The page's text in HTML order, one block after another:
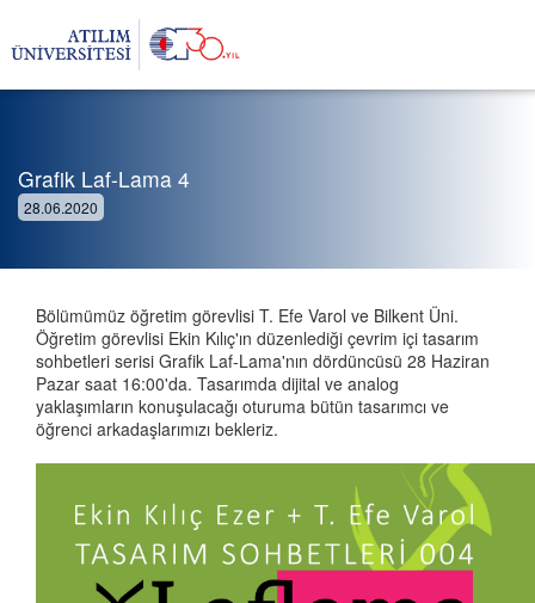
Grafik Laf-Lama 4
28.06.2020
Bölümümüz öğretim görevlisi T. Efe Varol ve Bilkent Üni.
Öğretim görevlisi Ekin Kılıç'ın düzenlediği çevrim içi tasarım
sohbetleri serisi Grafik Laf-Lama'nın dördüncüsü 28 Haziran
Pazar saat 16:00'da. Tasarımda dijital ve analog
yaklaşımların konuşulacağı oturuma bütün tasarımcı ve
öğrenci arkadaşlarımızı bekleriz.